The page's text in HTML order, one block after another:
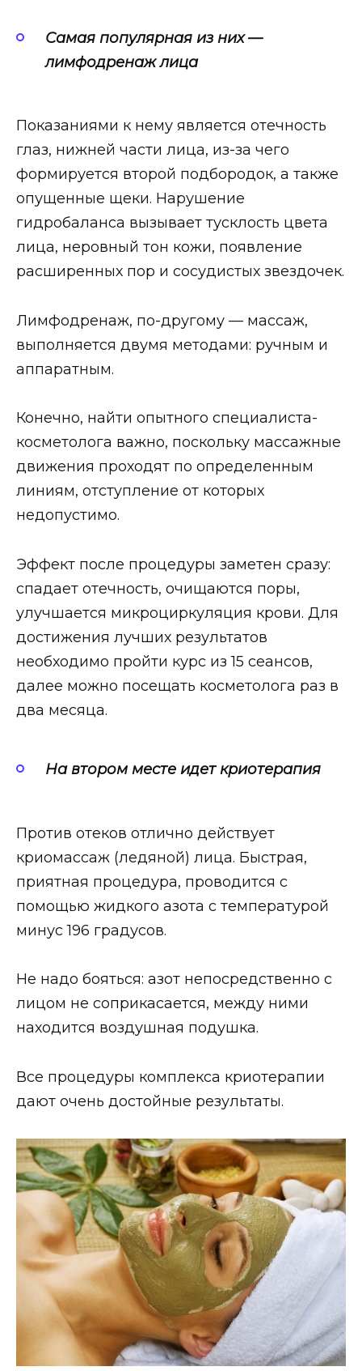
Самая популярная из них —
лимфодренаж лица
Показаниями к нему является отечность
глаз, нижней части лица, из-за чего
формируется второй подбородок, а также
опущенные щеки. Нарушение
гидробаланса вызывает тусклость цвета
лица, неровный тон кожи, появление
расширенных пор и сосудистых звездочек.
Лимфодренаж, по-другому — массаж,
выполняется двумя методами: ручным и
аппаратным.
Конечно, найти опытного специалиста-
косметолога важно, поскольку массажные
движения проходят по определенным
линиям, отступление от которых
недопустимо.
Эффект после процедуры заметен сразу:
спадает отечность, очищаются поры,
улучшается микроциркуляция крови. Для
достижения лучших результатов
необходимо пройти курс из 15 сеансов,
далее можно посещать косметолога раз в
два месяца.
На втором месте идет криотерапия
Против отеков отлично действует
криомассаж (ледяной) лица. Быстрая,
приятная процедура, проводится с
помощью жидкого азота с температурой
минус 196 градусов.
Не надо бояться: азот непосредственно с
лицом не соприкасается, между ними
находится воздушная подушка.
Все процедуры комплекса криотерапии
дают очень достойные результаты.